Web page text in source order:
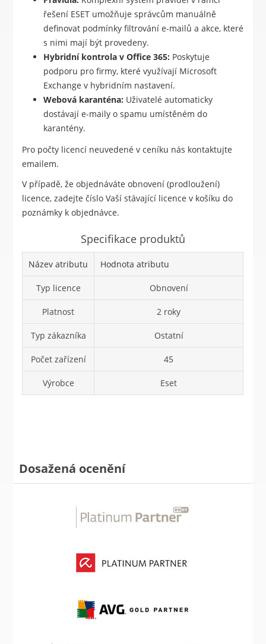
řešení ESET umožňuje správcům manuálně
definovat podmínky filtrování e-mailů a akce, které
s nimi mají být provedeny.
Hybridní kontrola v Office 365: Poskytuje
podporu pro firmy, které využívají Microsoft
Exchange v hybridním nastavení.
Webová karanténa: Uživatelé automaticky
dostávají e-maily o spamu umístěném do
karantény.
Pro počty licencí neuvedené v ceníku nás kontaktujte
emailem.
V případě, že objednáváte obnovení (prodloužení)
licence, zadejte číslo Vaší stávající licence v košíku do
poznámky k objednávce.
Specifikace produktů
Název atributu Hodnota atributu
Typ licence Obnovení
Platnost 2 roky
Typ zákazníka Ostatní
Počet zařízení 45
Výrobce Eset
Dosažená ocenění